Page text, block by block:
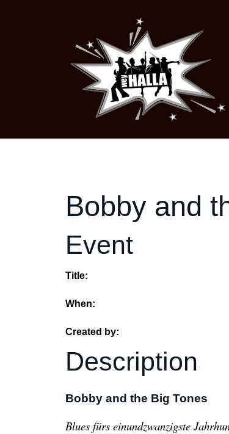
Bobby and
Event
Title:
When:
Created by:
Description
Bobby and the Big Tones
Blues fürs einundzwanzigste